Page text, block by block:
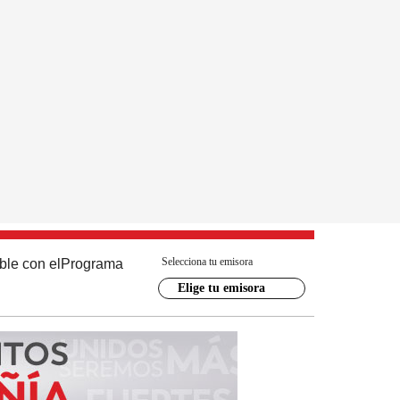
con el Programa Selecciona tu emisora
Elige tu emisora